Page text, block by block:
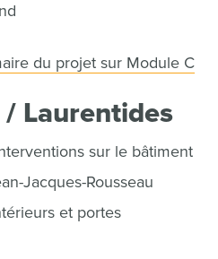
nd
du projet sur Module C
/ Laurentides
sur le bâtiment
Jacques-Rousseau
et portes